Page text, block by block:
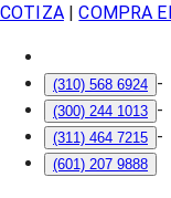
COTIZA| COMPRA
(310) 568 6924 -
(300) 244 1013 -
(311) 464 7215 -
(601) 207 9888